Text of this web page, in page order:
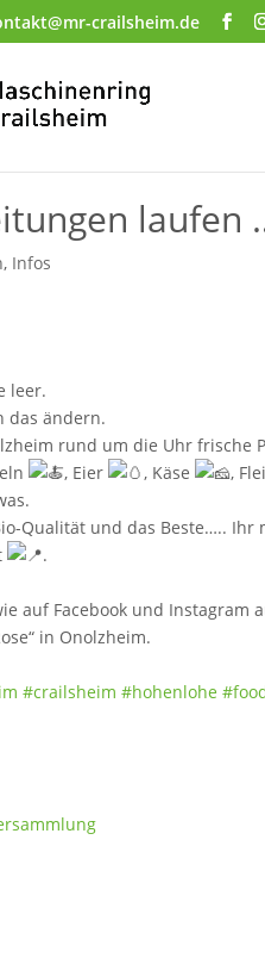
crailsheim.de
laufen
, Infos
leer.
das ändern.
rund um die Uhr frische
, Eier , Käse ,
Qualität und das Beste…..
.
auf Facebook und
in Onolzheim.
#crailsheim #hohenlohe